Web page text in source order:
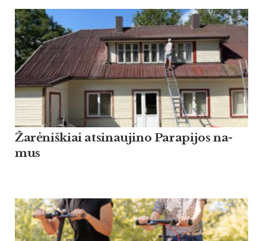
Žarė­niš­kiai at­si­nau­ji­no Pa­ra­pi­jos na­
mus